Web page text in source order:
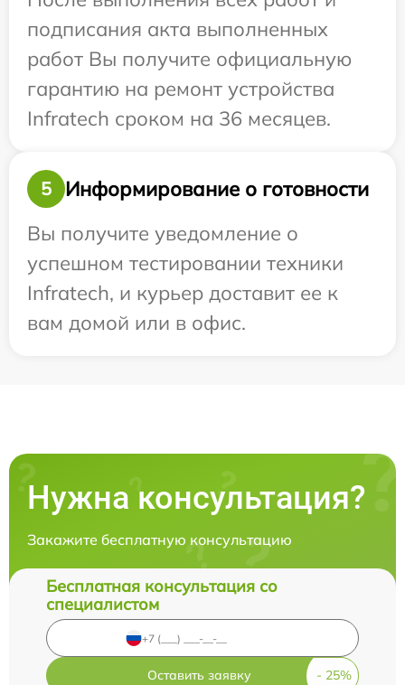
подписания акта выполненных
работ Вы получите официальную
гарантию на ремонт устройства
Infratech сроком на 36 месяцев.
5
Информирование о готовности
Вы получите уведомление о
успешном тестировании техники
Infratech, и курьер доставит ее к
вам домой или в офис.
Нужна консультация?
Закажите бесплатную консультацию
Бесплатная консультация со
специалистом
Оставить заявку